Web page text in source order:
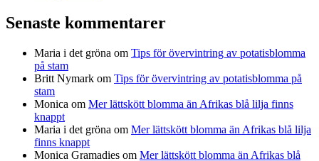
Senaste kommentarer
Maria i det gröna om Tips för övervintring av potatisblomma
på stam
Britt Nymark om Tips för övervintring av potatisblomma på
stam
Monica om Mer lättskött blomma än Afrikas blå lilja finns
knappt
Maria i det gröna om Mer lättskött blomma än Afrikas blå lilja
finns knappt
Monica Gramadies om Mer lättskött blomma än Afrikas blå